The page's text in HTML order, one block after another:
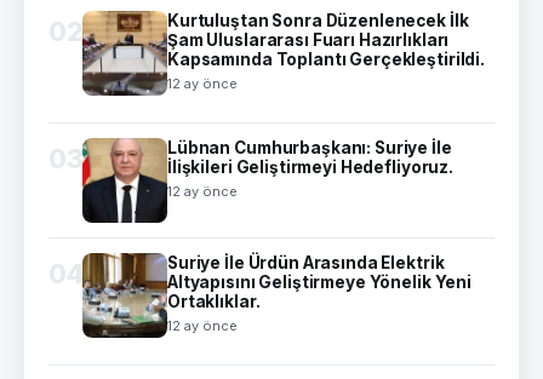
02
Kurtuluştan Sonra Düzenlenecek İlk
Şam Uluslararası Fuarı Hazırlıkları
Kapsamında Toplantı Gerçekleştirildi.
12 ay önce
03
Lübnan Cumhurbaşkanı: Suriye İle
İlişkileri Geliştirmeyi Hedefliyoruz.
12 ay önce
04
Suriye İle Ürdün Arasında Elektrik
Altyapısını Geliştirmeye Yönelik Yeni
Ortaklıklar.
12 ay önce